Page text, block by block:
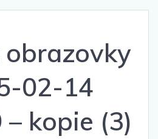
obrazovky
02-14
kopie (3)